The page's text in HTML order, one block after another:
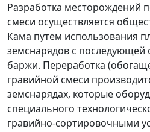
Разработка месторождений
смеси осуществляется
Кама путем использования
земснарядов с последующей
баржи. Переработка
гравийной смеси
земснарядах, которые
специального
гравийно-сортировочными